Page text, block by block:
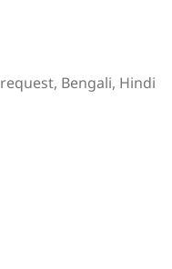
Bengali, Hindi